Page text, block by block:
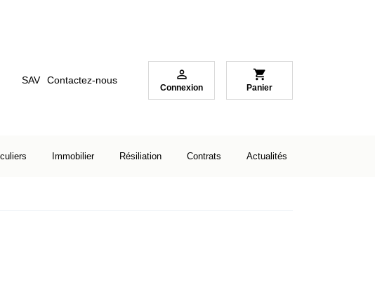
SAV Contactez-nous 
Connexion
shopping_cart
Panier
Immobilier Résiliation Contrats Actualités